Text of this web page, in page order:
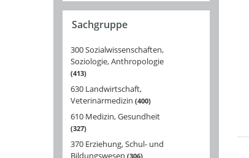
Sachgruppe
300 Sozialwissenschaften,
Soziologie, Anthropologie
413
630 Landwirtschaft,
Veterinärmedizin 400
610 Medizin, Gesundheit
327
370 Erziehung, Schul- und
Bildungswesen 306